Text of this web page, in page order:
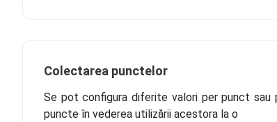
Colectarea punctelor
Se pot configura diferite valori per punct sau
puncte în vederea utilizării acestora la o